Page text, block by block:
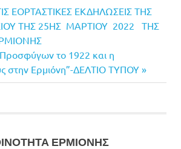
ΕΟΡΤΑΣΤΙΚΕΣ ΕΚΔΗΛΩΣΕΙΣ ΤΗΣ
ΤΗΣ 25ΗΣ ΜΑΡΤΙΟΥ 2022 ΤΗΣ
ΕΡΜΙΟΝΗΣ
το 1922 και η
στην Ερμιόνη”-ΔΕΛΤΙΟ ΤΥΠΟΥ
ΕΡΜΙΟΝΗΣ